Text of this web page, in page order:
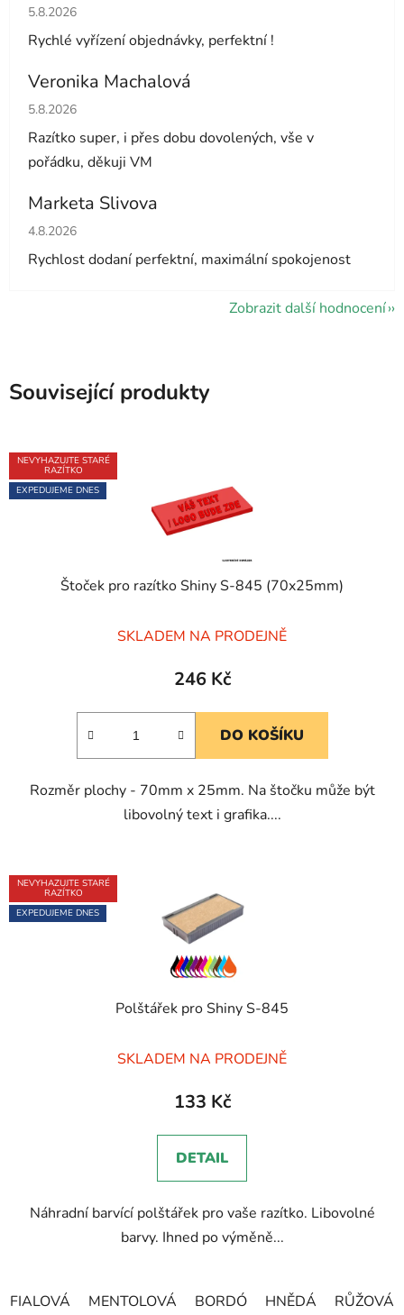
Hodnocení obchodu je 5 z 5 hvězdiček.
5.8.2026
Rychlé vyřízení objednávky, perfektní !
Veronika Machalová
Hodnocení obchodu je 5 z 5 hvězdiček.
5.8.2026
Razítko super, i přes dobu dovolených, vše v
pořádku, děkuji VM
Marketa Slivova
Hodnocení obchodu je 5 z 5 hvězdiček.
4.8.2026
Rychlost dodaní perfektní, maximální spokojenost
Zobrazit další hodnocení
Související produkty
NEVYHAZUJTE STARÉ
RAZÍTKO
EXPEDUJEME DNES
Štoček pro razítko Shiny S-845 (70x25mm)
hodnocení
produktu
5,0
hvězdiček.
SKLADEM NA PRODEJNĚ
246 Kč
DO KOŠÍKU
Rozměr plochy - 70mm x 25mm. Na štočku může být
libovolný text i grafika....
NEVYHAZUJTE STARÉ
RAZÍTKO
EXPEDUJEME DNES
Polštářek pro Shiny S-845
hodnocení
produktu
5,0
z
hvězdiček.
SKLADEM NA PRODEJNĚ
133 Kč
DETAIL
Náhradní barvící polštářek pro vaše razítko. Libovolné
barvy. Ihned po výměně...
FIALOVÁ MENTOLOVÁ BORDÓ HNĚDÁ RŮŽOVÁ